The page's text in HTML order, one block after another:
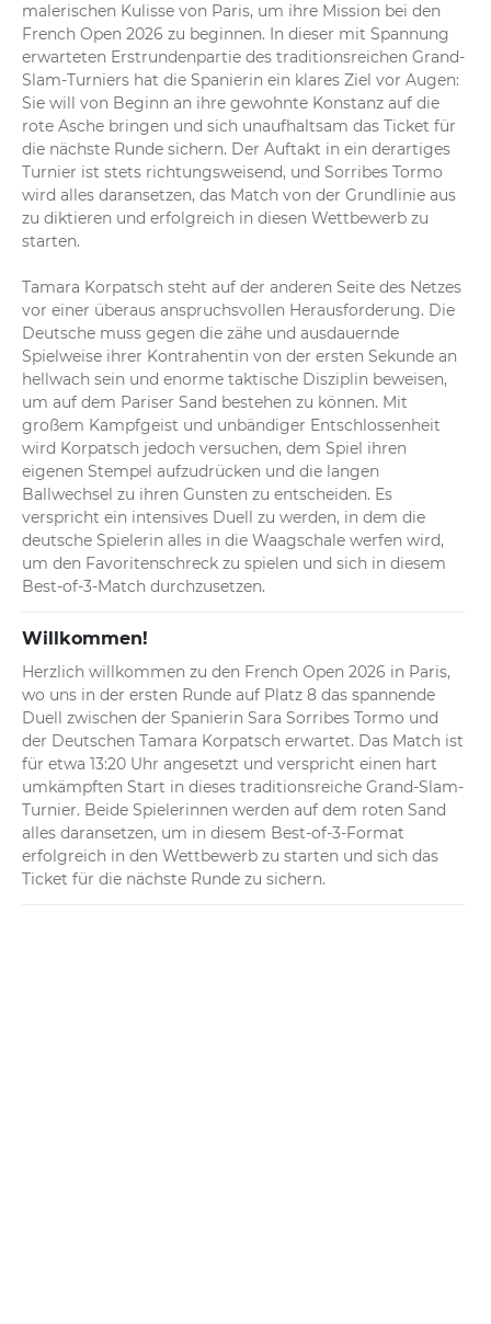
15:36Sorribes Tormo - Korpatsch 0:1
Makelloser Start für Tamara Korpatsch. Die Deutsche
bringt ihr erstes Aufschlagspiel glatt zu Null durch,
obwohl sie zweimal über den zweiten Aufschlag gehen
muss. Schnelle 1:0-Führung im ersten Satz.
malerischen Kulisse von Paris, um ihre Mission bei den
French Open 2026 zu beginnen. In dieser mit Spannung
erwarteten Erstrundenpartie des traditionsreichen Grand-
Slam-Turniers hat die Spanierin ein klares Ziel vor Augen:
Sie will von Beginn an ihre gewohnte Konstanz auf die
rote Asche bringen und sich unaufhaltsam das Ticket für
die nächste Runde sichern. Der Auftakt in ein derartiges
Turnier ist stets richtungsweisend, und Sorribes Tormo
wird alles daransetzen, das Match von der Grundlinie aus
zu diktieren und erfolgreich in diesen Wettbewerb zu
starten.
Tamara Korpatsch steht auf der anderen Seite des Netzes
vor einer überaus anspruchsvollen Herausforderung. Die
Deutsche muss gegen die zähe und ausdauernde
Spielweise ihrer Kontrahentin von der ersten Sekunde an
hellwach sein und enorme taktische Disziplin beweisen,
um auf dem Pariser Sand bestehen zu können. Mit
großem Kampfgeist und unbändiger Entschlossenheit
wird Korpatsch jedoch versuchen, dem Spiel ihren
eigenen Stempel aufzudrücken und die langen
Ballwechsel zu ihren Gunsten zu entscheiden. Es
verspricht ein intensives Duell zu werden, in dem die
deutsche Spielerin alles in die Waagschale werfen wird,
um den Favoritenschreck zu spielen und sich in diesem
Best-of-3-Match durchzusetzen.
Willkommen!
Herzlich willkommen zu den French Open 2026 in Paris,
wo uns in der ersten Runde auf Platz 8 das spannende
Duell zwischen der Spanierin Sara Sorribes Tormo und
der Deutschen Tamara Korpatsch erwartet. Das Match ist
für etwa 13:20 Uhr angesetzt und verspricht einen hart
umkämpften Start in dieses traditionsreiche Grand-Slam-
Turnier. Beide Spielerinnen werden auf dem roten Sand
alles daransetzen, um in diesem Best-of-3-Format
erfolgreich in den Wettbewerb zu starten und sich das
Ticket für die nächste Runde zu sichern.